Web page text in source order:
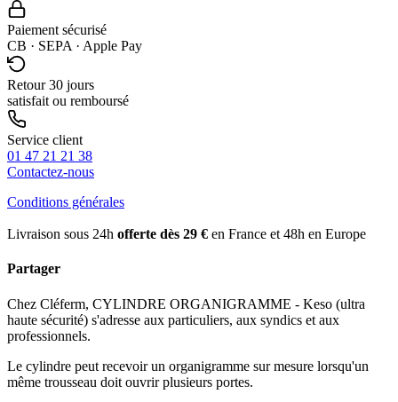
Paiement sécurisé
CB · SEPA · Apple Pay
Retour 30 jours
satisfait ou remboursé
Service client
01 47 21 21 38
Contactez-nous
Conditions générales
Livraison sous 24h offerte dès 29 € en France et 48h en Europe
Partager
Chez Cléferm, CYLINDRE ORGANIGRAMME - Keso (ultra
haute sécurité) s'adresse aux particuliers, aux syndics et aux
professionnels.
Le cylindre peut recevoir un organigramme sur mesure lorsqu'un
même trousseau doit ouvrir plusieurs portes.